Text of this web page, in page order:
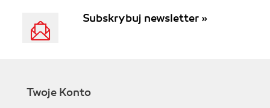
Subskrybuj newsletter »
Twoje Konto